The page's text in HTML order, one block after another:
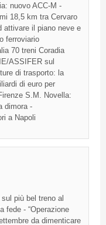
nuovo ACC-M -
18,5 km tra Cervaro
attivare il piano neve e
ferroviario
70 treni Coradia
ASSIFER sul
di trasporto: la
di euro per
S.M. Novella:
dimora -
a Napoli
sul più bel trenoal
fede- “Operazione
da dimenticare